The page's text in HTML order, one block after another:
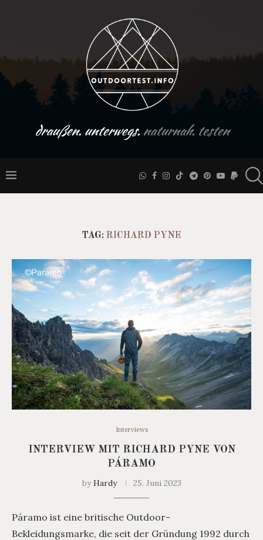
draußen. unterwegs.naturnah. testen
TAG: RICHARD PYNE
Interviews
INTERVIEW MIT RICHARD PYNE VON
PÁRAMO
byHardy 25. Juni 2023
Páramo ist eine britische Outdoor-
Bekleidungsmarke, die seit der Gründung 1992 durch